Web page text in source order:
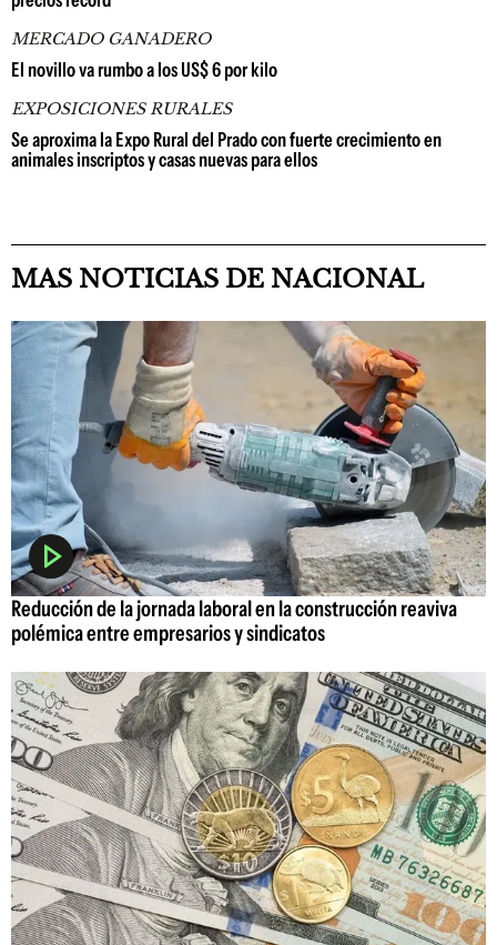
MERCADO GANADERO
El novillo va rumbo a los US$ 6 por kilo
EXPOSICIONES RURALES
Se aproxima la Expo Rural del Prado con fuerte crecimiento en
animales inscriptos y casas nuevas para ellos
MAS NOTICIAS DE NACIONAL
Reducción de la jornada laboral en la construcción reaviva
polémica entre empresarios y sindicatos